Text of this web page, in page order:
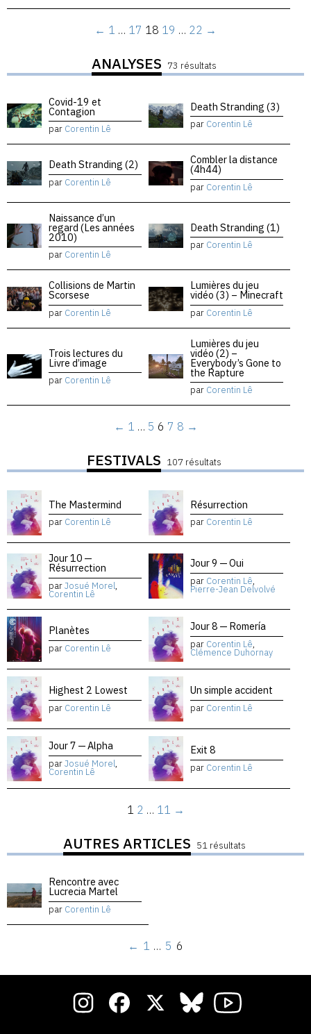
← 1 … 17 18 19 … 22 →
ANALYSES 73 résultats
Covid-19 et
Contagion
par Corentin Lê
Death Stranding (3)
par Corentin Lê
Death Stranding (2)
par Corentin Lê
Combler la distance
(4h44)
par Corentin Lê
Naissance d’un
regard (Les années
2010)
par Corentin Lê
Death Stranding (1)
par Corentin Lê
Collisions de Martin
Scorsese
par Corentin Lê
Lumières du jeu
vidéo (3) – Minecraft
par Corentin Lê
Trois lectures du
Livre d’image
par Corentin Lê
Lumières du jeu
vidéo (2) –
Everybody’s Gone to
the Rapture
par Corentin Lê
← 1 … 5 6 7 8 →
FESTIVALS 107 résultats
The Mastermind
par Corentin Lê
Résurrection
par Corentin Lê
Jour 10 —
Résurrection
parJosué Morel,
Corentin Lê
Jour 9 — Oui
par Corentin Lê,
Pierre-Jean Delvolvé
Planètes
par Corentin Lê
Jour 8 — Romería
par Corentin Lê,
Clémence Duhornay
Highest 2 Lowest
par Corentin Lê
Un simple accident
par Corentin Lê
Jour 7 — Alpha
parJosué Morel,
Corentin Lê
Exit 8
par Corentin Lê
1 2 … 11 →
AUTRES ARTICLES 51 résultats
Rencontre avec
Lucrecia Martel
par Corentin Lê
← 1 … 5 6